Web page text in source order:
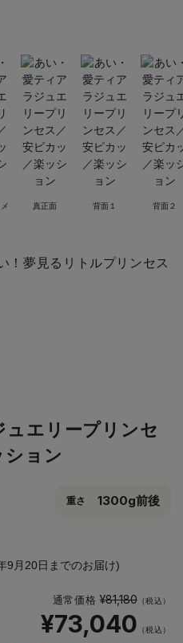
真正面 背面１ 背面２
！夢見るリトルプリンセス
エリープリンセ
ション
重さ 1300g前後
9月20日までのお届け)
通常価格¥81,180（税込）
¥73,040 （税込）